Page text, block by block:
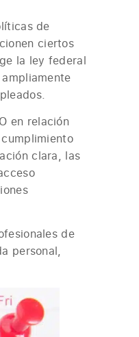
de
ciertos
la ley federal
en relación
clara, las
de
personal,